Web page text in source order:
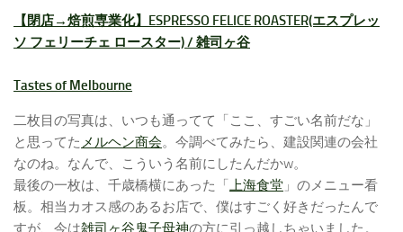
【閉店→焙煎専業化】ESPRESSO FELICE ROASTER(エスプレッ
ソ フェリーチェ ロースター) / 雑司ヶ谷
Tastes of Melbourne
二枚目の写真は、いつも通ってて「ここ、すごい名前だな」
と思ってた メルヘン商会。今調べてみたら、建設関連の会社
なのね。なんで、こういう名前にしたんだかw。
最後の一枚は、千歳橋横にあった「上海食堂 」のメニュー看
板。相当カオス感のあるお店で、僕はすごく好きだったんで
すが、今は雑司ヶ谷鬼子母神の方に引っ越しちゃいました。